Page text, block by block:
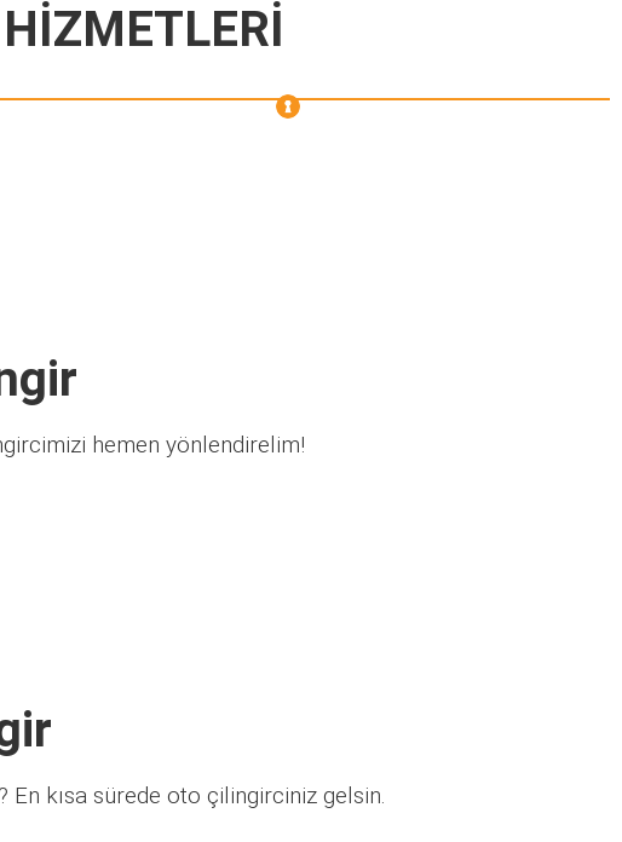
hemen yönlendirelim!
kısa sürede oto çilingirciniz gelsin.